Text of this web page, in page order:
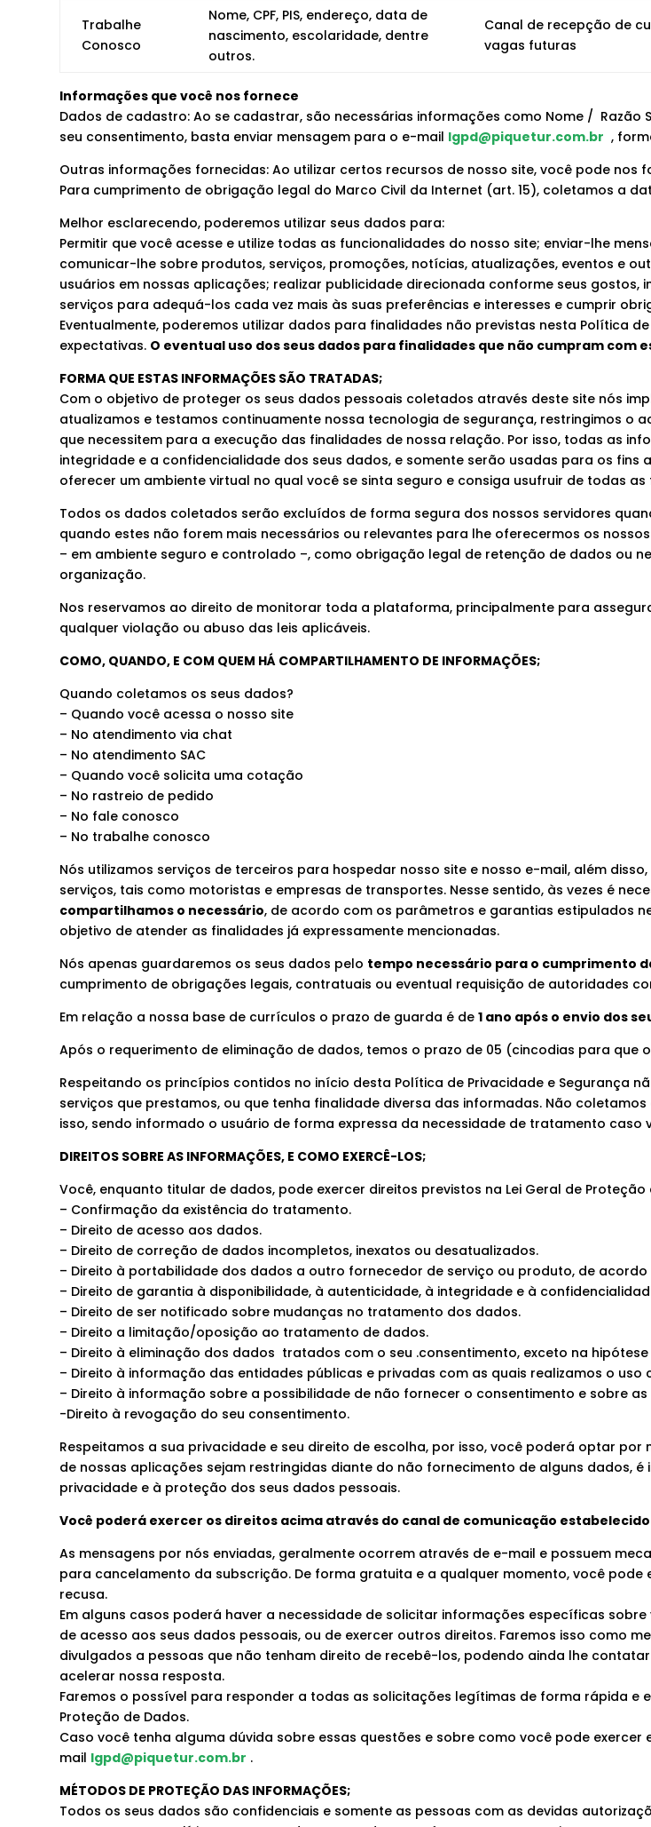
Trabalhe
Conosco
Nome, CPF, PIS, endereço, data de
nascimento, escolaridade, dentre
outros.
Canal de recepção de
vagas futuras
Informações que você nos fornece
Dados de cadastro: Ao se cadastrar, são necessárias informações como Nome / Razão
seu consentimento, basta enviar mensagem para o e-mail lgpd@piquetur.com.br ,
Outras informações fornecidas: Ao utilizar certos recursos de nosso site, você pode
Para cumprimento de obrigação legal do Marco Civil da Internet (art. 15), coletamos a
Melhor esclarecendo, poderemos utilizar seus dados para:
Permitir que você acesse e utilize todas as funcionalidades do nosso site; enviar-lhe
comunicar-lhe sobre produtos, serviços, promoções, notícias, atualizações, eventos e
usuários em nossas aplicações; realizar publicidade direcionada conforme seus
serviços para adequá-los cada vez mais às suas preferências e interesses e cumprir
Eventualmente, poderemos utilizar dados para finalidades não previstas nesta Política
expectativas. O eventual uso dos seus dados para finalidades que não cumpram
FORMA QUE ESTAS INFORMAÇÕES SÃO TRATADAS;
Com o objetivo de proteger os seus dados pessoais coletados através deste site nós
atualizamos e testamos continuamente nossa tecnologia de segurança, restringimos o
que necessitem para a execução das finalidades de nossa relação. Por isso, todas as
integridade e a confidencialidade dos seus dados, e somente serão usadas para os
oferecer um ambiente virtual no qual você se sinta seguro e consiga usufruir de todas
Todos os dados coletados serão excluídos de forma segura dos nossos servidores
quando estes não forem mais necessários ou relevantes para lhe oferecermos os
– em ambiente seguro e controlado –, como obrigação legal de retenção de dados ou
organização.
Nos reservamos ao direito de monitorar toda a plataforma, principalmente para
qualquer violação ou abuso das leis aplicáveis.
COMO, QUANDO, E COM QUEM HÁ COMPARTILHAMENTO DE INFORMAÇÕES;
Quando coletamos os seus dados?
– Quando você acessa o nosso site
– No atendimento via chat
– No atendimento SAC
– Quando você solicita uma cotação
– No rastreio de pedido
– No fale conosco
– No trabalhe conosco
Nós utilizamos serviços de terceiros para hospedar nosso site e nosso e-mail, além
serviços, tais como motoristas e empresas de transportes. Nesse sentido, às vezes é
compartilhamos o necessário, de acordo com os parâmetros e garantias estipulados
objetivo de atender as finalidades já expressamente mencionadas.
Nós apenas guardaremos os seus dados pelo tempo necessário para o cumprimento
cumprimento de obrigações legais, contratuais ou eventual requisição de autoridades
Em relação a nossa base de currículos o prazo de guarda é de1 ano após o envio dos
Após o requerimento de eliminação de dados, temos o prazo de 05 (cincodias para que
Respeitando os princípios contidos no início desta Política de Privacidade e Segurança
serviços que prestamos, ou que tenha finalidade diversa das informadas. Não
isso, sendo informado o usuário de forma expressa da necessidade de tratamento
DIREITOS SOBRE AS INFORMAÇÕES, E COMO EXERCÊ-LOS;
Você, enquanto titular de dados, pode exercer direitos previstos na Lei Geral de Proteção
– Confirmação da existência do tratamento.
– Direito de acesso aos dados.
– Direito de correção de dados incompletos, inexatos ou desatualizados.
– Direito à portabilidade dos dados a outro fornecedor de serviço ou produto, de
– Direito de garantia à disponibilidade, à autenticidade, à integridade e à
– Direito de ser notificado sobre mudanças no tratamento dos dados.
– Direito a limitação/oposição ao tratamento de dados.
– Direito à eliminação dos dados tratados com o seu .consentimento, exceto na
– Direito à informação das entidades públicas e privadas com as quais realizamos o
– Direito à informação sobre a possibilidade de não fornecer o consentimento e sobre
-Direito à revogação do seu consentimento.
Respeitamos a sua privacidade e seu direito de escolha, por isso, você poderá optar
de nossas aplicações sejam restringidas diante do não fornecimento de alguns dados,
privacidade e à proteção dos seus dados pessoais.
Você poderá exercer os direitos acima através do canal de comunicação
As mensagens por nós enviadas, geralmente ocorrem através de e-mail e possuem
para cancelamento da subscrição. De forma gratuita e a qualquer momento, você
recusa.
Em alguns casos poderá haver a necessidade de solicitar informações específicas
de acesso aos seus dados pessoais, ou de exercer outros direitos. Faremos isso como
divulgados a pessoas que não tenham direito de recebê-los, podendo ainda lhe
acelerar nossa resposta.
Faremos o possível para responder a todas as solicitações legítimas de forma rápida e
Proteção de Dados.
Caso você tenha alguma dúvida sobre essas questões e sobre como você pode
mail lgpd@piquetur.com.br .
MÉTODOS DE PROTEÇÃO DAS INFORMAÇÕES;
Todos os seus dados são confidenciais e somente as pessoas com as devidas